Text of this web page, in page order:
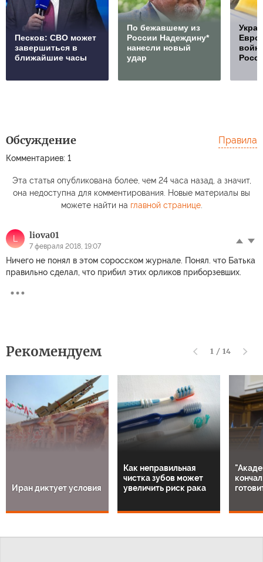
Песков: СВО может
завершиться в
ближайшие часы
По бежавшему из
России Надеждину*
нанесли новый
удар
Обсуждение
Комментариев: 1
Правила
Эта статья опубликована более, чем 24 часа назад, а значит,
она недоступна для комментирования. Новые материалы вы
можете найти на главной странице.
L liova01
7 февраля 2018, 19:07
Ничего не понял в этом соросском журнале. Понял. что Батька
правильно сделал, что прибил этих орликов приборзевших.
Рекомендуем 1 / 14
Иран диктует условия
Как неправильная
чистка зубов может
увеличить риск рака